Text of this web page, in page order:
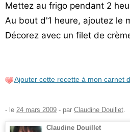
Mettez au frigo pendant 2
Au bout d'1 heure, ajoutez le
Décorez avec un filet de
Ajouter cette recette à mon carnet
- le 24 mars 2009 - par Claudine Douillet
Claudine Douillet